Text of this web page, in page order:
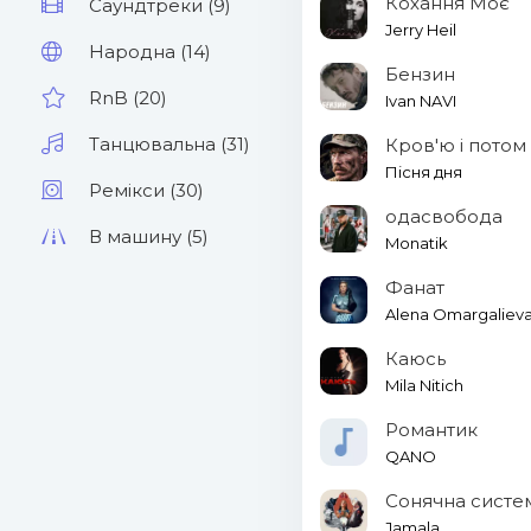
Саундтреки (9)
Народна (14)
RnB (20)
Танцювальна (31)
Ремікси (30)
В машину (5)
Jerry Heil
Бензин
Ivan NAVI
Кров'ю і потом
Пісня дня
одасвобода
Monatik
Фанат
Alena
Каюсь
Mila Nitich
Романтик
QANO
Сонячна